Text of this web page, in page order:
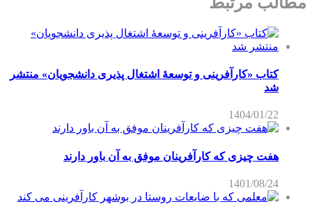
کتاب «کارآفرینی و توسعۀ اشتغال پذیری دانشجویان» منتشر
شد
1404/01/22
هفت چیزی که کارآفرینان موفق به آن باور دارند
1401/08/24